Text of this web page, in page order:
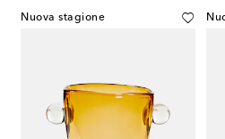
Nuova stagione